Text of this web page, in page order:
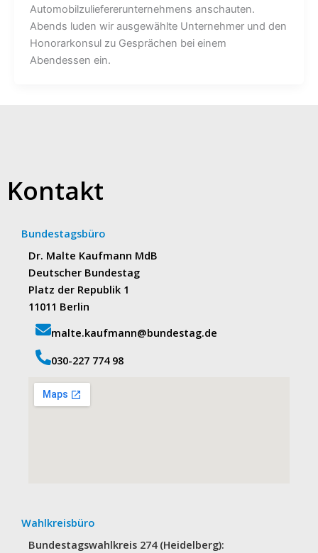
Automobilzuliefererunternehmens anschauten.
Abends luden wir ausgewählte Unternehmer und den
Honorarkonsul zu Gesprächen bei einem
Abendessen ein.
Kontakt
Bundestagsbüro
Dr. Malte Kaufmann MdB
Deutscher Bundestag
Platz der Republik 1
11011 Berlin
malte.kaufmann@bundestag.de
‭030-227 774 98‬
Wahlkreisbüro
Bundestagswahlkreis 274 (Heidelberg):